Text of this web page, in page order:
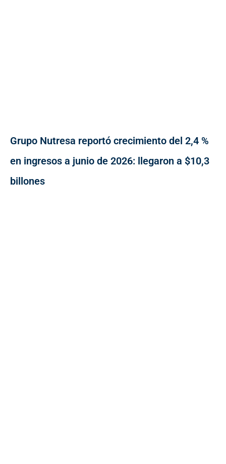
Grupo Nutresa reportó crecimiento del 2,4 %
en ingresos a junio de 2026: llegaron a $10,3
billones